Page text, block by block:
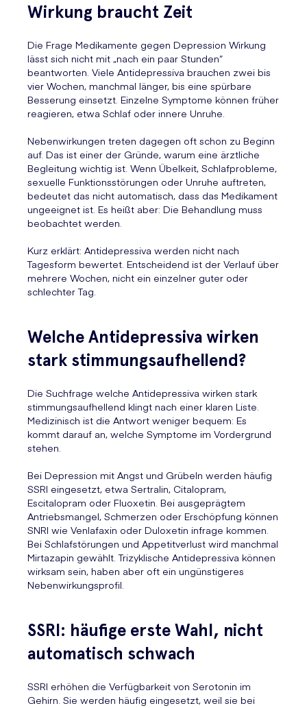
Wirkung braucht Zeit
Die Frage Medikamente gegen Depression Wirkung
lässt sich nicht mit „nach ein paar Stunden“
beantworten. Viele Antidepressiva brauchen zwei bis
vier Wochen, manchmal länger, bis eine spürbare
Besserung einsetzt. Einzelne Symptome können früher
reagieren, etwa Schlaf oder innere Unruhe.
Nebenwirkungen treten dagegen oft schon zu Beginn
auf. Das ist einer der Gründe, warum eine ärztliche
Begleitung wichtig ist. Wenn Übelkeit, Schlafprobleme,
sexuelle Funktionsstörungen oder Unruhe auftreten,
bedeutet das nicht automatisch, dass das Medikament
ungeeignet ist. Es heißt aber: Die Behandlung muss
beobachtet werden.
Kurz erklärt: Antidepressiva werden nicht nach
Tagesform bewertet. Entscheidend ist der Verlauf über
mehrere Wochen, nicht ein einzelner guter oder
schlechter Tag.
Welche Antidepressiva wirken
stark stimmungsaufhellend?
Die Suchfrage welche Antidepressiva wirken stark
stimmungsaufhellend klingt nach einer klaren Liste.
Medizinisch ist die Antwort weniger bequem: Es
kommt darauf an, welche Symptome im Vordergrund
stehen.
Bei Depression mit Angst und Grübeln werden häufig
SSRI eingesetzt, etwa Sertralin, Citalopram,
Escitalopram oder Fluoxetin. Bei ausgeprägtem
Antriebsmangel, Schmerzen oder Erschöpfung können
SNRI wie Venlafaxin oder Duloxetin infrage kommen.
Bei Schlafstörungen und Appetitverlust wird manchmal
Mirtazapin gewählt. Trizyklische Antidepressiva können
wirksam sein, haben aber oft ein ungünstigeres
Nebenwirkungsprofil.
SSRI: häufige erste Wahl, nicht
automatisch schwach
SSRI erhöhen die Verfügbarkeit von Serotonin im
Gehirn. Sie werden häufig eingesetzt, weil sie bei